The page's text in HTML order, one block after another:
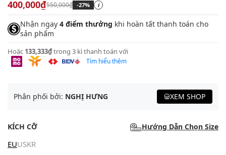
400,000₫550,000₫ -27% i
Nhận ngay 4 điểm thưởng khi hoàn tất thanh toán cho
sản phẩm
Hoặc 133,333₫trong 3 kì thanh toán với
Tìm hiểu thêm
Phân phối bởi: NGHỊ HƯNG XEM SHOP
KÍCH CỠ Hướng Dẫn Chọn Size
EUUSKR